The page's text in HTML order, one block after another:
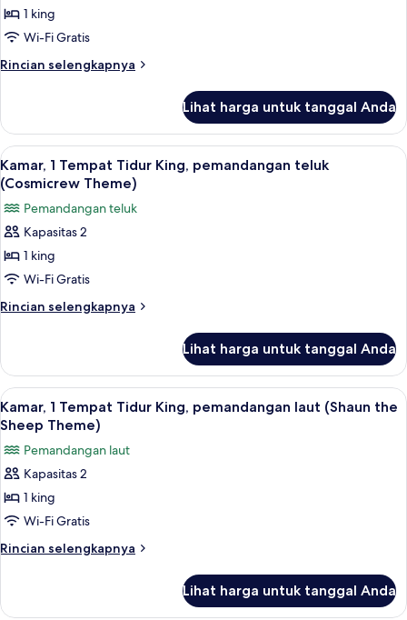
1
Tempat
Tidur
laut
(Cosmicrew
Theme)
1 king
Wi-Fi Gratis
Rincian selengkapnya
Rincian
Kamar,
Tempat
Tidur
King,
pemandangan
laut
(Cosmicrew
Theme)
Lihat harga untuk tanggal Anda
Lihat
semua
foto
untuk
Kamar,
1
Tempat
Tidur
teluk
(Cosmicrew
Theme)
Selimut bulu angsa, bantalan ekstra
2
Kamar, 1 Tempat Tidur King, pemandangan teluk
(Cosmicrew Theme)
Pemandangan teluk
Kapasitas 2
1 king
Wi-Fi Gratis
Rincian selengkapnya
Rincian
Kamar,
Tempat
Tidur
pemandangan
teluk
(Cosmicrew
Theme)
Lihat harga untuk tanggal Anda
Lihat
semua
untuk
Kamar,
1
Tempat
Tidur
laut
Selimut bulu angsa, bantalan ekstra
2
Kamar, 1 Tempat Tidur King, pemandangan laut (Shaun the
Sheep Theme)
Pemandangan laut
Kapasitas 2
1 king
Wi-Fi Gratis
Rincian selengkapnya
Rincian
Kamar,
Lihat harga untuk tanggal Anda